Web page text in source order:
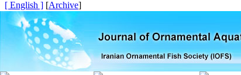
[
Archive
]
[ English ]